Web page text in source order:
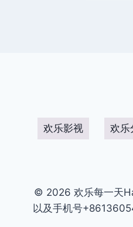
欢乐影视 欢乐
© 2026 欢乐每一天
以及手机号